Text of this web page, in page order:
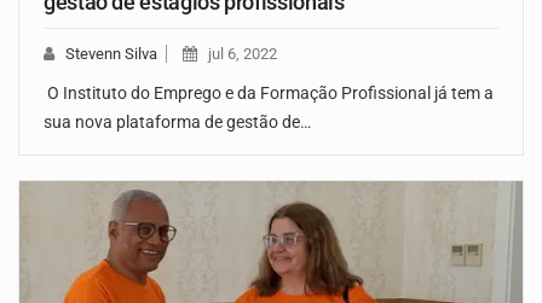
Stevenn Silva jul 6, 2022
O Instituto do Emprego e da Formação Profissional já tem a
sua nova plataforma de gestão de…